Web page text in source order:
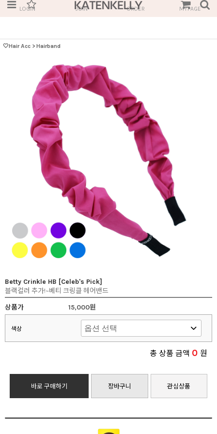
LOGIN JOIN ORDER MYPAGE
🤍Hair Acc > Hairband
Betty Crinkle HB [Celeb's Pick]
블랙컬러 추가!~베티 크링클 헤어밴드
상품가
15,000원
색상
총 상품 금액 0 원
바로 구매하기 장바구니 관심상품